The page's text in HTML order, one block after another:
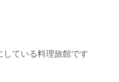
している料理旅館です